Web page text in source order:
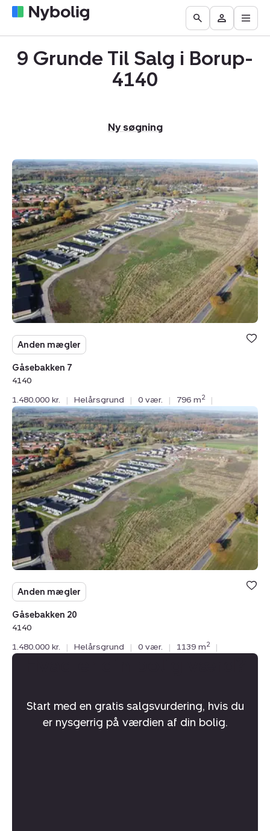
Boliger
til
Find
mægler
Få
vurderet
bolig
Go
to
the
Search
Besøg
Mit
Nybolig
Åbn
9 Grunde Til Salg i Borup-
4140
Ny søgning
Helårsgrund:
Gåsebakken
7,
4140
Anden mægler
Gåsebakken 7
4140
1.480.000 kr.
| Helårsgrund | 0 vær. | 796 m2 |
Helårsgrund:
Gåsebakken
20,
4140
Anden mægler
Gåsebakken 20
4140
1.480.000 kr.
| Helårsgrund | 0 vær. | 1139 m2 |
Start med en gratis salgsvurdering, hvis du
er nysgerrig på værdien af din bolig.